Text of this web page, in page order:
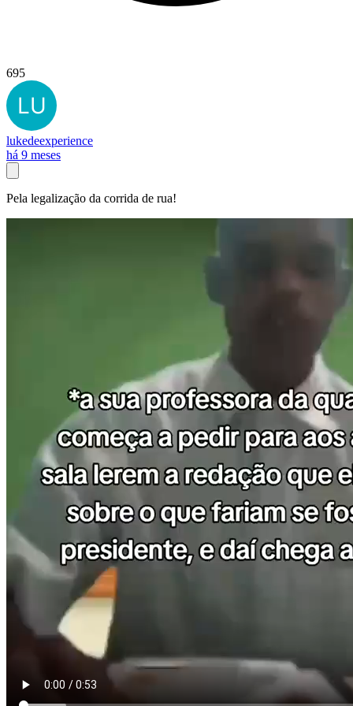
695
lukedeexperience
há 9 meses
Pela legalização da corrida de rua!